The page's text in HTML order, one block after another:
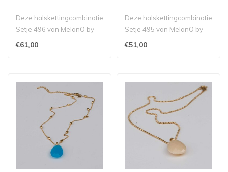
Deze halskettingcombinatie
Setje 496 van MelanO by
€61,00
Deze halskettingcombinatie
Setje 495 van MelanO by
€51,00